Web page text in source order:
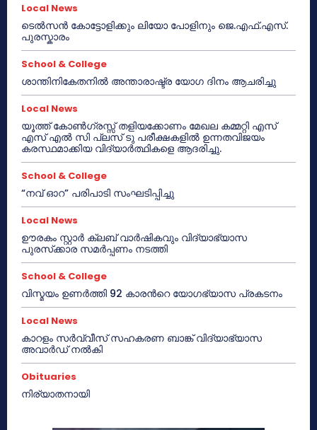
Local News
ടെൽസൻ കോട്ടോളിക്കും ലിയോ പോളിനും ജെ.എഫ്.എസ്.
പുരസ്കാരം
School & College
ശാന്തിനികേതനിൽ അന്താരാഷ്ട്ര യോഗ ദിനം ആചരിച്ചു
Local News
യൂത്ത് കോൺഗ്രസ്സ് തളിയക്കോണം മേഖല കമ്മറ്റി എസ്
എസ് എൽ സി പ്ലസ് ടു പരീക്ഷകളിൽ ഉന്നതവിജയം
കരസ്ഥമാക്കിയ വിദ്യാർത്ഥികളെ ആദരിച്ചു.
School & College
“നവ് ഓറ” പരിപാടി സംഘടിപ്പിച്ചു
Local News
ഊരകം സ്റ്റാർ ക്ലബ് വാർഷികവും വിദ്യാഭ്യാസ
പുരസ്‌ക്കാര സമർപ്പണം നടത്തി
School & College
വിസ്മയം ഉണർത്തി 92 കാരൻറെ യോഗഭ്യാസ പ്രകടനം
Local News
കാറളം സർവ്വീസ് സഹകരണ ബാങ്ക് വിദ്യാഭ്യാസ
അവാർഡ് നൽകി
Obituaries
നിര്യാതനായി